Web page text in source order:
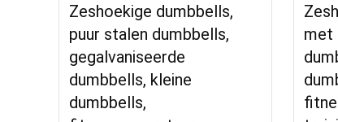
Zeshoekige dumbbells,
puur stalen dumbbells,
gegalvaniseerde
dumbbells, kleine
dumbbells,
met